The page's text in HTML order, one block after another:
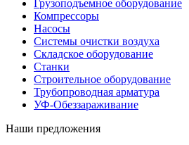
Грузоподъемное оборудование
Компрессоры
Насосы
Системы очистки воздуха
Складское оборудование
Станки
Строительное оборудование
Трубопроводная арматура
УФ-Обеззараживание
Наши предложения